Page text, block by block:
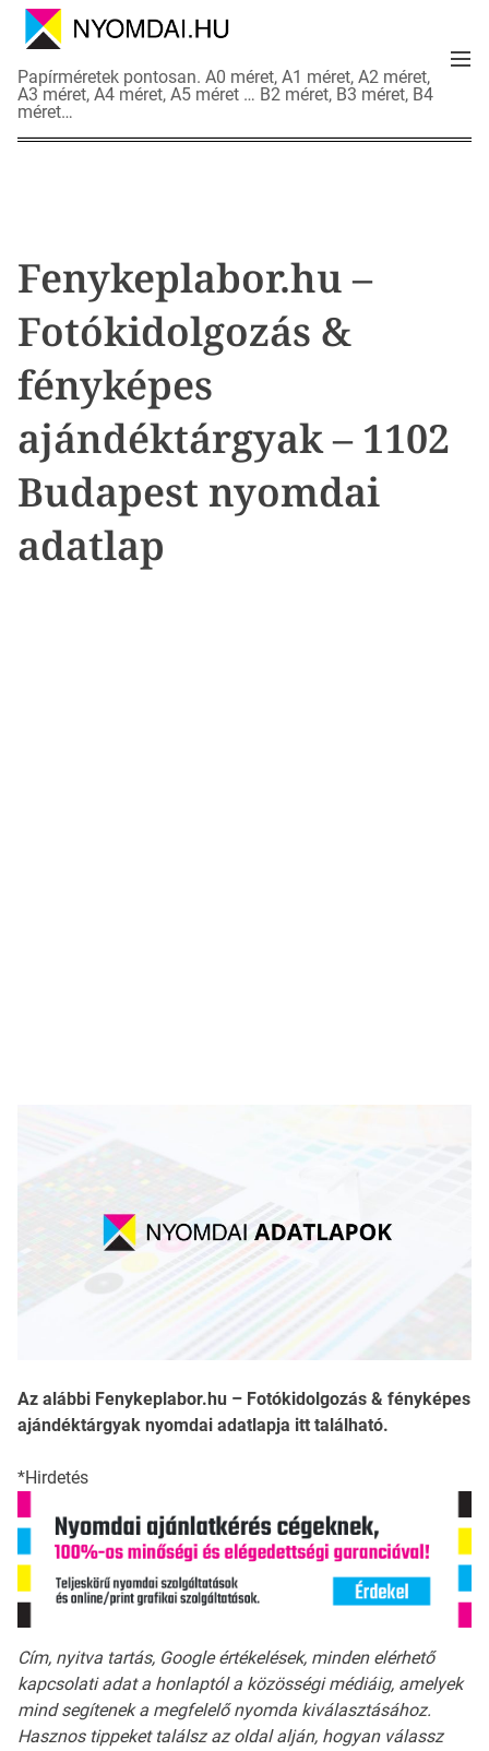
N
y
o
m
a
o
Papírméretek pontosan. A0 méret, A1 méret, A2 méret,
A3 méret, A4 méret, A5 méret … B2 méret, B3 méret, B4
méret…
M
Fenykeplabor.hu –
Fotókidolgozás &
fényképes
ajándéktárgyak – 1102
Budapest nyomdai
adatlap
Az alábbi Fenykeplabor.hu – Fotókidolgozás & fényképes
ajándéktárgyak nyomdai adatlapja itt található.
*Hirdetés
Cím, nyitva tartás, Google értékelések, minden elérhető
kapcsolati adat a honlaptól a közösségi médiáig, amelyek
mind segítenek a megfelelő nyomda kiválasztásához.
Hasznos tippeket találsz az oldal alján, hogyan válassz